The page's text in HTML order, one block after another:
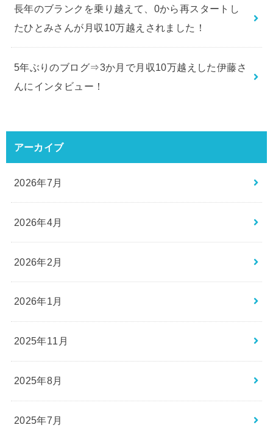
長年のブランクを乗り越えて、0から再スタートし
たひとみさんが月収10万越えされました！
5年ぶりのブログ⇒3か月で月収10万越えした伊藤さ
んにインタビュー！
アーカイブ
2026年7月
2026年4月
2026年2月
2026年1月
2025年11月
2025年8月
2025年7月